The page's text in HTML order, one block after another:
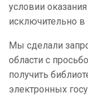
условии
исключительно
Мы сделали
области с
получить
электронных